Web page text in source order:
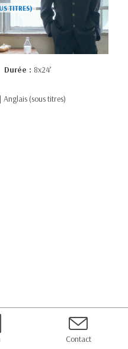
Durée : 8x24’
Anglais (sous titres)
Contact